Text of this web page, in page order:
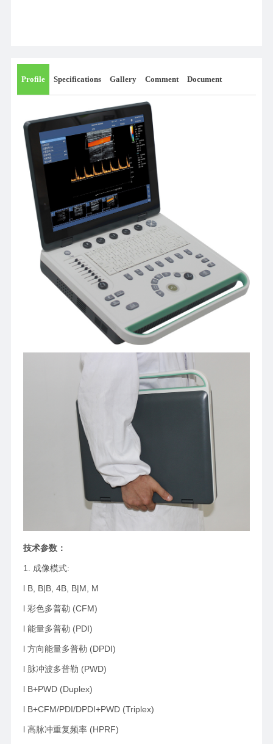
Profile Specifications Gallery Comment Document
技术参数：
1. 成像模式:
l B, B|B, 4B, B|M, M
l 彩色多普勒 (CFM)
l 能量多普勒 (PDI)
l 方向能量多普勒 (DPDI)
l 脉冲波多普勒 (PWD)
l B+PWD (Duplex)
l B+CFM/PDI/DPDI+PWD (Triplex)
l 高脉冲重复频率 (HPRF)